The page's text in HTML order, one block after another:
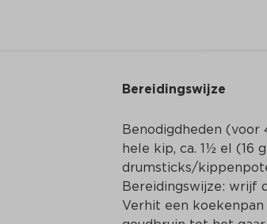
Bereidingswijze
Benodigdheden
hele kip, ca. 1½ el (16
drumsticks/
Bereidingswijze: wrijf
Verhit een